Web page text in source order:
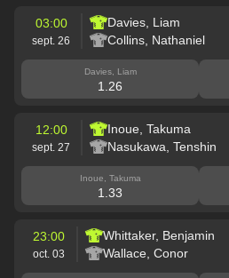
03:00
sept. 26
Davies, Liam
Collins, Nathaniel
Davies, Liam
1.26
12:00
sept. 27
Inoue, Takuma
Nasukawa, Tenshin
Inoue, Takuma
1.33
23:00
oct. 03
Whittaker, Benjamin
Wallace, Conor